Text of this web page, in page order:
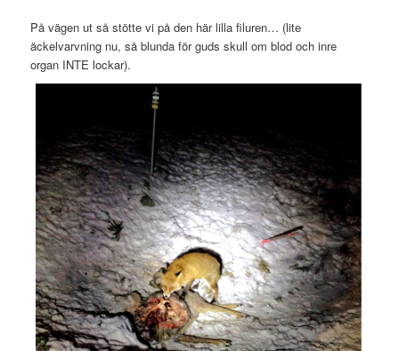
På vägen ut så stötte vi på den här lilla filuren… (lite
äckelvarvning nu, så blunda för guds skull om blod och inre
organ INTE lockar).